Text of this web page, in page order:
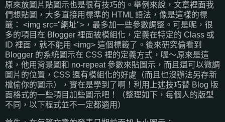
原來放圖片貼圖示也是很有技巧的。舉例來說，文章裡面我
們想貼圖，大多直接用標準的 HTML 語法，像是這樣的標
籤： <img src="網址">，最多加一些參數調整。可是呢，很
多的項目在 Blogger 裡面被模組化，定義在特定的 Class 或
ID 裡面，就不能用 <img> 這個標籤了。後來研究偷看到
Blogger 的系統圖示在 CSS 裡的定義方式，喔～原來是這
樣，他用背景圖和 no-repeat 參數來貼圖示，而且還可以微調
圖片的位置，CSS 還有模組化的好處（而且也沒辦法另存新
檔偷你的圖示），實在是學到了啊！利用上述技巧替 Blog 版
面格式的一些項目加些圖示吧！（整理如下，每個人的版型
不同，以下程式並不一定都適用）